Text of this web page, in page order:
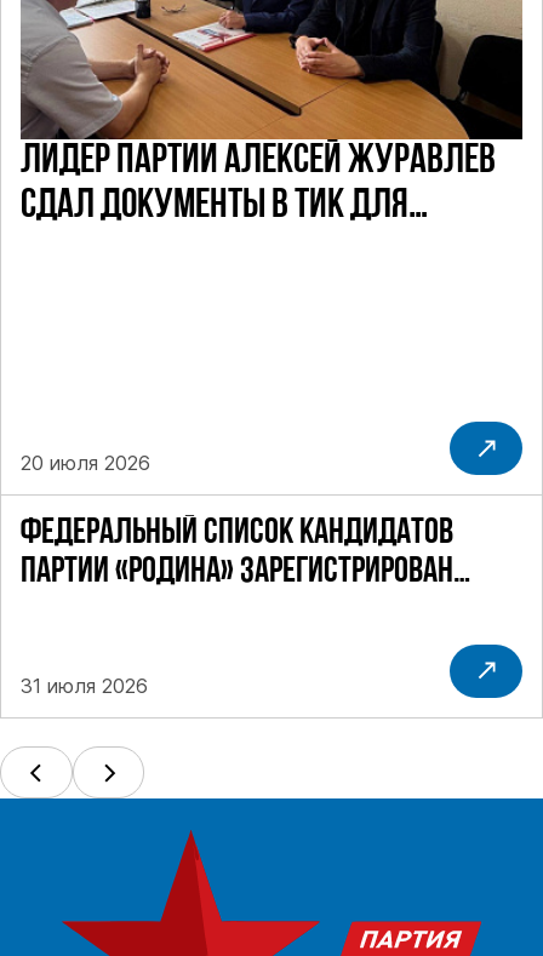
ФЕДЕРАЛЬНЫЙ СПИСОК КАНДИДАТОВ
ПАРТИИ «РОДИНА» ЗАРЕГИСТРИРОВАН
31 июля 2026
ЛИДЕР ПАРТИИ АЛЕКСЕЙ ЖУРАВЛЕВ
СДАЛ ДОКУМЕНТЫ В ТИК ДЛЯ
20 июля 2026